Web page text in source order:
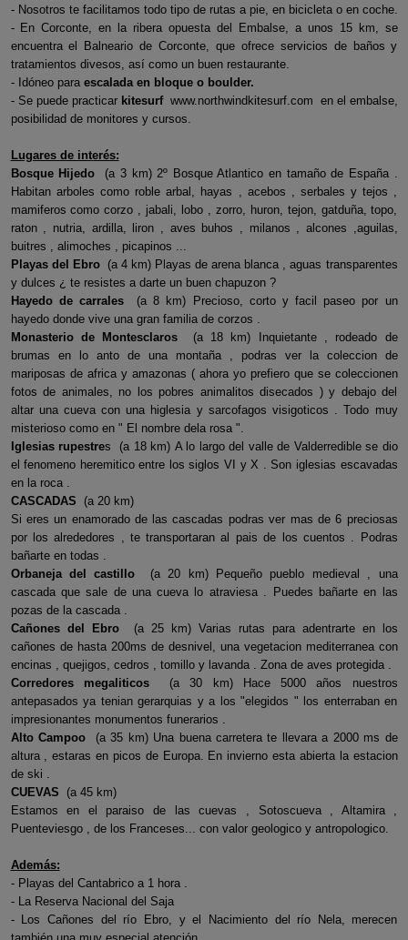
- Nosotros te facilitamos todo tipo de rutas a pie, en bicicleta o en coche.
- En Corconte, en la ribera opuesta del Embalse, a unos 15 km, se
encuentra el Balneario de Corconte, que ofrece servicios de baños y
tratamientos divesos, así como un buen restaurante.
- Idóneo para escalada en bloque o boulder.
- Se puede practicar kitesurf www.northwindkitesurf.com en el embalse,
posibilidad de monitores y cursos.
Lugares de interés:
Bosque Hijedo (a 3 km) 2º Bosque Atlantico en tamaño de España .
Habitan arboles como roble arbal, hayas , acebos , serbales y tejos ,
mamiferos como corzo , jabali, lobo , zorro, huron, tejon, gatduña, topo,
raton , nutria, ardilla, liron , aves buhos , milanos , alcones ,aguilas,
buitres , alimoches , picapinos ...
Playas del Ebro(a 4 km) Playas de arena blanca , aguas transparentes
y dulces ¿ te resistes a darte un buen chapuzon ?
Hayedo de carrales
(a 8 km) Precioso, corto y facil paseo por un
hayedo donde vive una gran familia de corzos .
Monasterio de Montesclaros (a 18 km) Inquietante , rodeado de
brumas en lo anto de una montaña , podras ver la coleccion de
mariposas de africa y amazonas ( ahora yo prefiero que se coleccionen
fotos de animales, no los pobres animalitos disecados ) y debajo del
altar una cueva con una higlesia y sarcofagos visigoticos . Todo muy
misterioso como en " El nombre dela rosa ".
Iglesias rupestres (a 18 km) A lo largo del valle de Valderredible se dio
el fenomeno heremitico entre los siglos VI y X . Son iglesias escavadas
en la roca .
CASCADAS
(a 20 km)
Si eres un enamorado de las cascadas podras ver mas de 6 preciosas
por los alrededores , te transportaran al pais de los cuentos . Podras
bañarte en todas .
Orbaneja del castillo (a 20 km) Pequeño pueblo medieval , una
cascada que sale de una cueva lo atraviesa . Puedes bañarte en las
pozas de la cascada .
Cañones del Ebro(a 25 km) Varias rutas para adentrarte en los
cañones de hasta 200ms de desnivel, una vegetacion mediterranea con
encinas , quejigos, cedros , tomillo y lavanda . Zona de aves protegida .
Corredores megaliticos
(a 30 km) Hace 5000 años nuestros
antepasados ya tenian gerarquias y a los "elegidos " los enterraban en
impresionantes monumentos funerarios .
Alto Campoo
(a 35 km) Una buena carretera te llevara a 2000 ms de
altura , estaras en picos de Europa. En invierno esta abierta la estacion
de ski .
CUEVAS (a 45 km)
Estamos en el paraiso de las cuevas , Sotoscueva , Altamira ,
Puenteviesgo , de los Franceses... con valor geologico y antropologico.
Además:
- Playas del Cantabrico a 1 hora .
- La Reserva Nacional del Saja
- Los Cañones del río Ebro, y el Nacimiento del río Nela, merecen